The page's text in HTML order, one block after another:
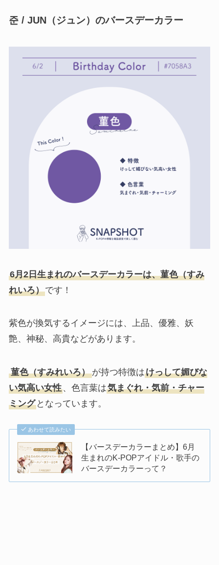
준 / JUN（ジュン）のバースデーカラー
6月2日生まれのバースデーカラーは、菫色（すみ
れいろ）です！
紫色が換気するイメージには、上品、優雅、妖
艶、神秘、高貴などがあります。
菫色（すみれいろ） が持つ特徴はけっして媚びな
い気高い女性、色言葉は気まぐれ・気前・チャー
ミングとなっています。
あわせて読みたい
【バースデーカラーまとめ】6月
生まれのK-POPアイドル・歌手の
バースデーカラーって？